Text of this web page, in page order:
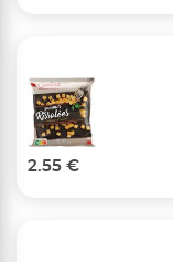
2.55 €